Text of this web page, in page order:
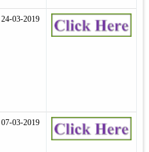
24-03-2019
07-03-2019